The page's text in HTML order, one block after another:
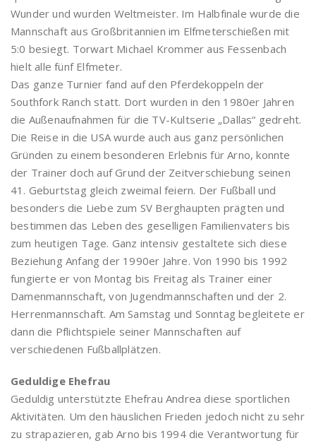
Wunder und wurden Weltmeister. Im Halbfinale wurde die
Mannschaft aus Großbritannien im Elfmeterschießen mit
5:0 besiegt. Torwart Michael Krommer aus Fessenbach
hielt alle fünf Elfmeter.
Das ganze Turnier fand auf den Pferdekoppeln der
Southfork Ranch statt. Dort wurden in den 1980er Jahren
die Außenaufnahmen für die TV-Kultserie „Dallas“ gedreht.
Die Reise in die USA wurde auch aus ganz persönlichen
Gründen zu einem besonderen Erlebnis für Arno, konnte
der Trainer doch auf Grund der Zeitverschiebung seinen
41. Geburtstag gleich zweimal feiern. Der Fußball und
besonders die Liebe zum SV Berghaupten prägten und
bestimmen das Leben des geselligen Familienvaters bis
zum heutigen Tage. Ganz intensiv gestaltete sich diese
Beziehung Anfang der 1990er Jahre. Von 1990 bis 1992
fungierte er von Montag bis Freitag als Trainer einer
Damenmannschaft, von Jugendmannschaften und der 2.
Herrenmannschaft. Am Samstag und Sonntag begleitete er
dann die Pflichtspiele seiner Mannschaften auf
verschiedenen Fußballplätzen.
Geduldige Ehefrau
Geduldig unterstützte Ehefrau Andrea diese sportlichen
Aktivitäten. Um den häuslichen Frieden jedoch nicht zu sehr
zu strapazieren, gab Arno bis 1994 die Verantwortung für